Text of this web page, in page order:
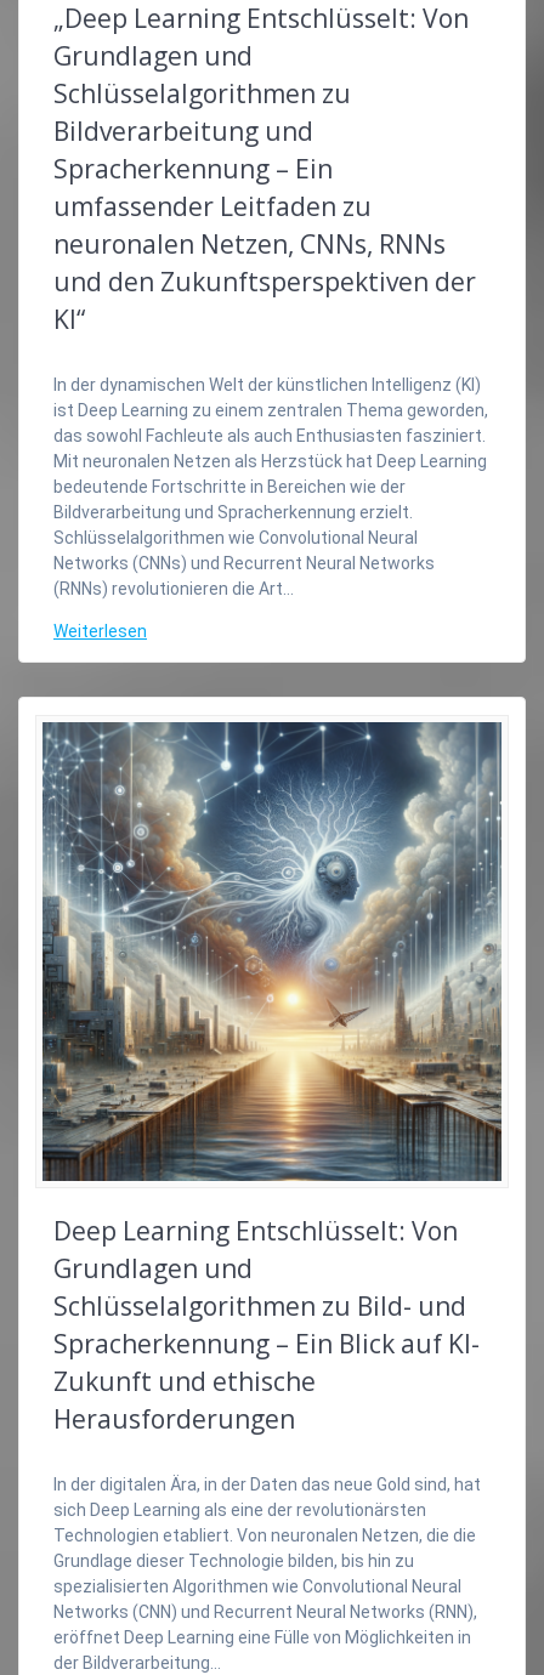
„Deep Learning Entschlüsselt: Von
Grundlagen und
Schlüsselalgorithmen zu
Bildverarbeitung und
Spracherkennung – Ein
umfassender Leitfaden zu
neuronalen Netzen, CNNs, RNNs
und den Zukunftsperspektiven der
KI“
In der dynamischen Welt der künstlichen Intelligenz (KI)
ist Deep Learning zu einem zentralen Thema geworden,
das sowohl Fachleute als auch Enthusiasten fasziniert.
Mit neuronalen Netzen als Herzstück hat Deep Learning
bedeutende Fortschritte in Bereichen wie der
Bildverarbeitung und Spracherkennung erzielt.
Schlüsselalgorithmen wie Convolutional Neural
Networks (CNNs) und Recurrent Neural Networks
(RNNs) revolutionieren die Art…
Weiterlesen
Deep Learning Entschlüsselt: Von
Grundlagen und
Schlüsselalgorithmen zu Bild- und
Spracherkennung – Ein Blick auf KI-
Zukunft und ethische
Herausforderungen
In der digitalen Ära, in der Daten das neue Gold sind, hat
sich Deep Learning als eine der revolutionärsten
Technologien etabliert. Von neuronalen Netzen, die die
Grundlage dieser Technologie bilden, bis hin zu
spezialisierten Algorithmen wie Convolutional Neural
Networks (CNN) und Recurrent Neural Networks (RNN),
eröffnet Deep Learning eine Fülle von Möglichkeiten in
der Bildverarbeitung…